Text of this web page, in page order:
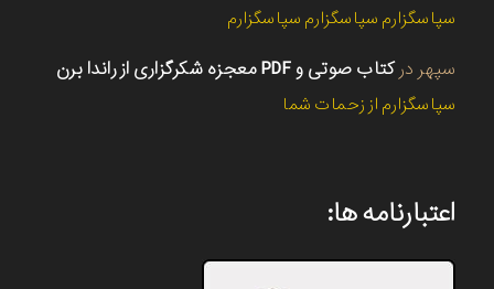
سپاسگزارم سپاسگزارم سپاسگزارم
سپهر درکتاب صوتی و PDF معجزه شکرگزاری از راندا برن
سپاسگزارم از زحمات شما
اعتبارنامه ها: